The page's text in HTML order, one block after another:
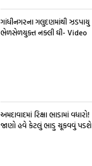
ગાંધીનગરના ગલુદણમાંથી ઝડપાયુ
ભેળસેળયુક્ત નક્લી ઘી- Video
અમદાવાદમાં રિક્ષા ભાડામાં વધારો!
જાણો હવે કેટલું ભાડુ ચૂકવવું પડશે